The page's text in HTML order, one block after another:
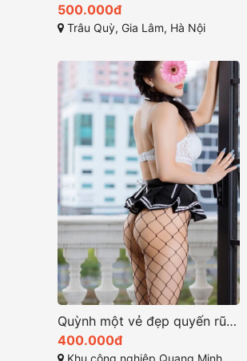
500.000đ
Trâu Quỳ, Gia Lâm, Hà Nội
Quỳnh một vẻ đẹp quyến rũ mạnh mẽ
400.000đ
Khu công nghiệp Quang Minh, Quang Minh, Mê Linh, Hà Nội